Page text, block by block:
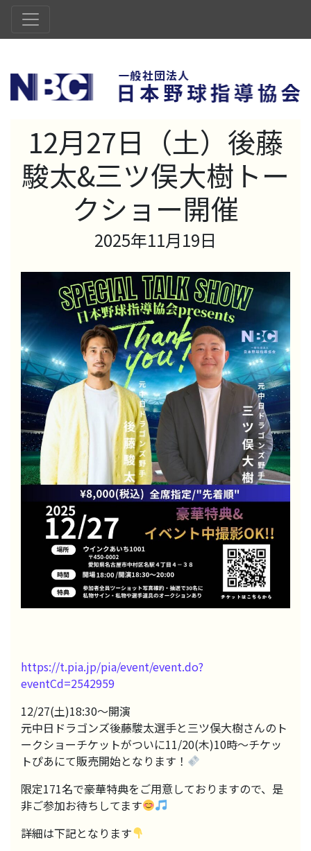
12月27日（土）後藤
駿太&三ツ俣大樹トー
クショー開催
2025年11月19日
https://t.pia.jp/pia/event/event.do?
eventCd=2542959
12/27(土)18:30〜開演
元中日ドラゴンズ後藤駿太選手と三ツ俣大樹さんのト
ークショーチケットがついに11/20(木)10時〜チケッ
トぴあにて販売開始となります！
限定171名で豪華特典をご用意しておりますので、是
非ご参加お待ちしてます
詳細は下記となります